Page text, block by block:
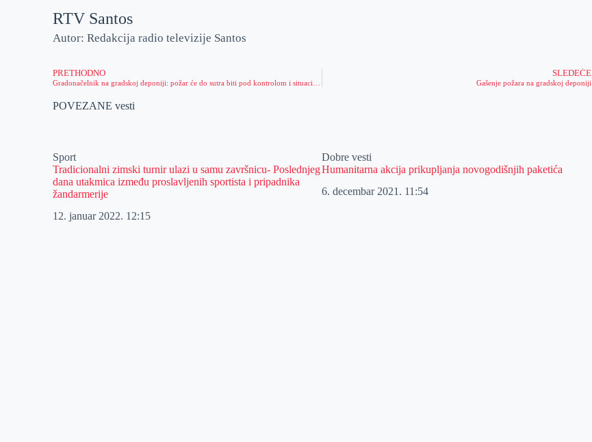
RTV Santos
Autor: Redakcija radio televizije Santos
PRETHODNO SLEDEĆE
Gašenje požara na gradskoj deponiji
POVEZANE vesti
Sport
Tradicionalni zimski turnir ulazi u samu završnicu- Poslednjeg
dana utakmica između proslavljenih sportista i pripadnika
žandarmerije
12. januar 2022. 12:15
Dobre vesti
Humanitarna akcija prikupljanja novogodišnjih paketića
6. decembar 2021. 11:54